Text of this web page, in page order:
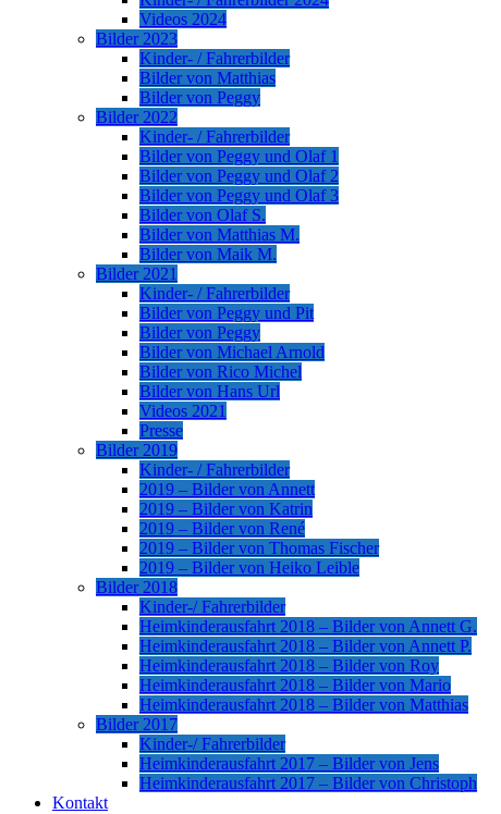
Videos 2024
Bilder 2023
Kinder- / Fahrerbilder
Bilder von Matthias
Bilder von Peggy
Bilder 2022
Kinder- / Fahrerbilder
Bilder von Peggy und Olaf 1
Bilder von Peggy und Olaf 2
Bilder von Peggy und Olaf 3
Bilder von Olaf S.
Bilder von Matthias M.
Bilder von Maik M.
Bilder 2021
Kinder- / Fahrerbilder
Bilder von Peggy und Pit
Bilder von Peggy
Bilder von Michael Arnold
Bilder von Rico Michel
Bilder von Hans Url
Videos 2021
Presse
Bilder 2019
Kinder- / Fahrerbilder
2019 – Bilder von Annett
2019 – Bilder von Katrin
2019 – Bilder von René
2019 – Bilder von Thomas Fischer
2019 – Bilder von Heiko Leible
Bilder 2018
Kinder-/ Fahrerbilder
Heimkinderausfahrt 2018 – Bilder von Annett G.
Heimkinderausfahrt 2018 – Bilder von Annett P.
Heimkinderausfahrt 2018 – Bilder von Roy
Heimkinderausfahrt 2018 – Bilder von Mario
Heimkinderausfahrt 2018 – Bilder von Matthias
Bilder 2017
Kinder-/ Fahrerbilder
Heimkinderausfahrt 2017 – Bilder von Jens
Heimkinderausfahrt 2017 – Bilder von Christoph
Kontakt